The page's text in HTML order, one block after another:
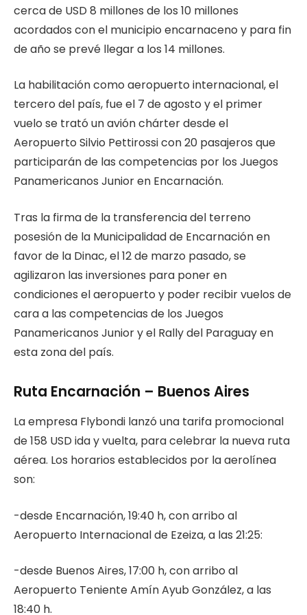
cerca de USD 8 millones de los 10 millones
acordados con el municipio encarnaceno y para fin
de año se prevé llegar a los 14 millones.
La habilitación como aeropuerto internacional, el
tercero del país, fue el 7 de agosto y el primer
vuelo se trató un avión chárter desde el
Aeropuerto Silvio Pettirossi con 20 pasajeros que
participarán de las competencias por los Juegos
Panamericanos Junior en Encarnación.
Tras la firma de la transferencia del terreno
posesión de la Municipalidad de Encarnación en
favor de la Dinac, el 12 de marzo pasado, se
agilizaron las inversiones para poner en
condiciones el aeropuerto y poder recibir vuelos de
cara a las competencias de los Juegos
Panamericanos Junior y el Rally del Paraguay en
esta zona del país.
Ruta Encarnación – Buenos Aires
La empresa Flybondi lanzó una tarifa promocional
de 158 USD ida y vuelta, para celebrar la nueva ruta
aérea. Los horarios establecidos por la aerolínea
son:
-desde Encarnación, 19:40 h, con arribo al
Aeropuerto Internacional de Ezeiza, a las 21:25:
-desde Buenos Aires, 17:00 h, con arribo al
Aeropuerto Teniente Amín Ayub González, a las
18:40 h.